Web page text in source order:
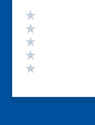
Valutazione